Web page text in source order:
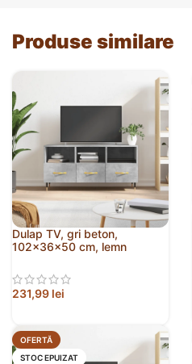
Produse similare
Dulap TV, gri beton,
102x36x50 cm, lemn
231,99 lei
OFERTĂ
STOC EPUIZAT